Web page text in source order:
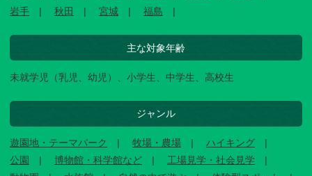
岩手
秋田 宮城 福島
主な対象年齢
未就学児（乳児、幼児）、小学生、中学生、高校生
ジャンル
遊園地・テーマパーク 牧場・農場
ハイキング
公園
博物館・科学館など
工場見学・社会見学